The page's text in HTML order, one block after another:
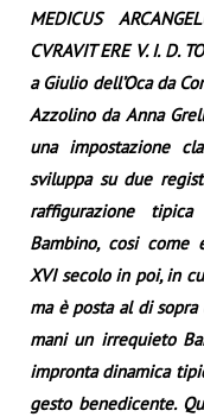
MEDICUS
CVRAVIT ERE V. I. D.
a Giulio dell’Oca da
Azzolino da Anna
una impostazione
sviluppa su due
raffigurazione
Bambino, cosi come
XVI secolo in poi, in
ma è posta al di
mani un irrequieto
impronta dinamica
gesto benedicente.